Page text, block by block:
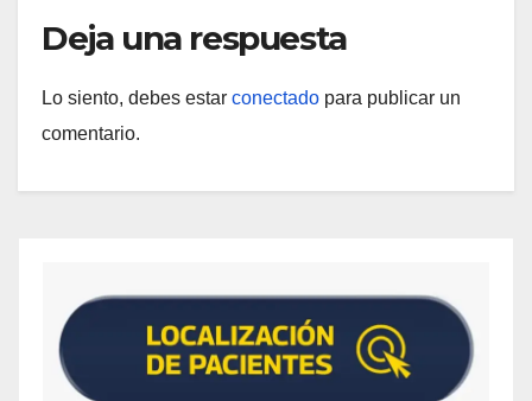
Deja una respuesta
Lo siento, debes estar conectado para publicar un
comentario.